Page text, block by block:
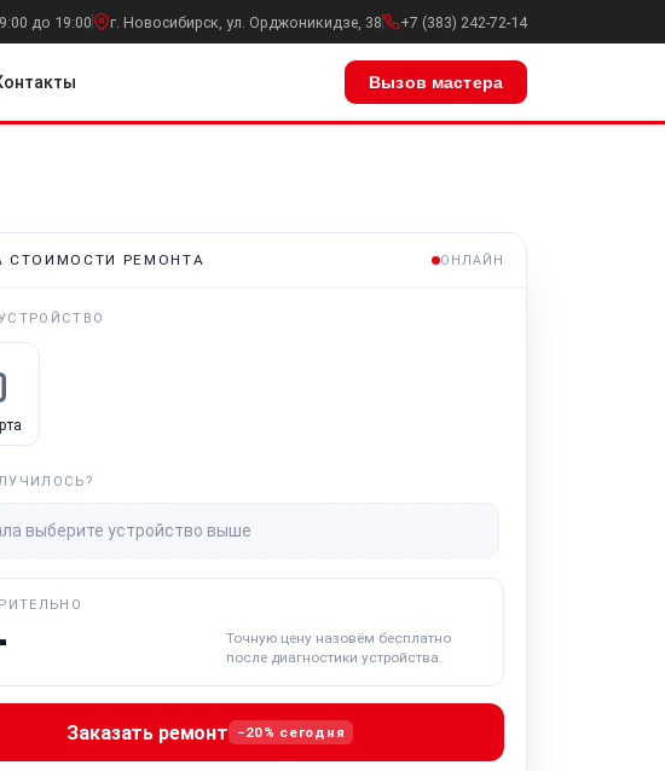
до 19:00 г. Новосибирск, ул. Орджоникидзе, 38 +7 (383) 242-72-14
Вызов мастера
СТОИМОСТИ РЕМОНТА ОНЛАЙН
выберите устройство выше
Точную цену назовём бесплатно
после диагностики устройства.
Заказать ремонт −20% сегодня